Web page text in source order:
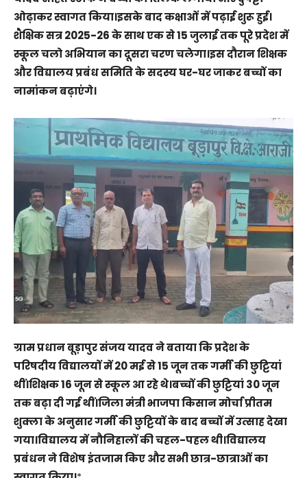
ओढ़ाकर स्वागत किया।इसके बाद कक्षाओं में पढ़ाई शुरू हुई।
शैक्षिक सत्र 2025-26 के साथ एक से 15 जुलाई तक पूरे प्रदेश में
स्कूल चलो अभियान का दूसरा चरण चलेगा।इस दौरान शिक्षक
और विद्यालय प्रबंध समिति के सदस्य घर-घर जाकर बच्चों का
नामांकन बढ़ाएंगे।
ग्राम प्रधान बूड़ापुर संजय यादव ने बताया कि प्रदेश के
परिषदीय विद्यालयों में 20 मई से 15 जून तक गर्मी की छुट्टियां
थीं।शिक्षक 16 जून से स्कूल आ रहे थे।बच्चों की छुट्टियां 30 जून
तक बढ़ा दी गई थीं।जिला मंत्री भाजपा किसान मोर्चा प्रीतम
शुक्ला के अनुसार गर्मी की छुट्टियों के बाद बच्चों में उत्साह देखा
गया।विद्यालय में नौनिहालों की चहल-पहल थी।विद्यालय
प्रबंधन ने विशेष इंतजाम किए और सभी छात्र-छात्राओं का